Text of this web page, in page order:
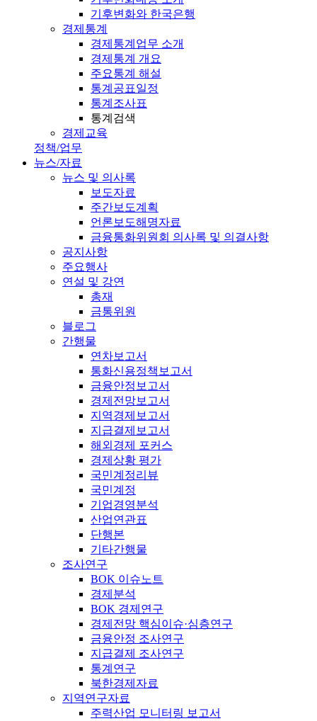
기후변화와 한국은행
경제통계
경제통계업무 소개
경제통계 개요
주요통계 해설
통계공표일정
통계조사표
통계검색
경제교육
정책/업무
뉴스/자료
뉴스 및 의사록
보도자료
주간보도계획
언론보도해명자료
금융통화위원회 의사록 및 의결사항
공지사항
주요행사
연설 및 강연
총재
금통위원
블로그
간행물
연차보고서
통화신용정책보고서
금융안정보고서
경제전망보고서
지역경제보고서
지급결제보고서
해외경제 포커스
경제상황 평가
국민계정리뷰
국민계정
기업경영분석
산업연관표
단행본
기타간행물
조사연구
BOK 이슈노트
경제분석
BOK 경제연구
경제전망 핵심이슈·심층연구
금융안정 조사연구
지급결제 조사연구
통계연구
북한경제자료
지역연구자료
주력산업 모니터링 보고서